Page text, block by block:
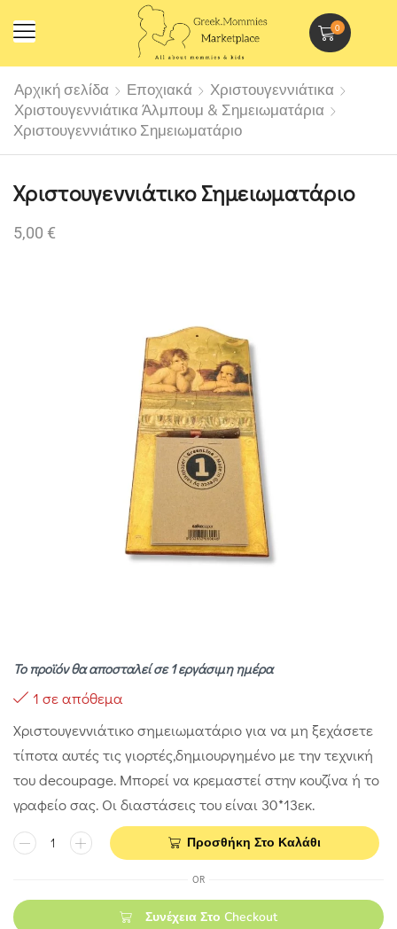
0
Αρχική σελίδα Εποχιακά
Χριστουγεννιάτικα
Χριστουγεννιάτικα Άλμπουμ & Σημειωματάρια
Χριστουγεννιάτικο Σημειωματάριο
Χριστουγεννιάτικο Σημειωματάριο
5,00 €
Το προϊόν θα αποσταλεί σε 1 εργάσιμη ημέρα
1 σε απόθεμα
Χριστουγεννιάτικο σημειωματάριο για να μη ξεχάσετε
τίποτα αυτές τις γιορτές,δημιουργημένο με την τεχνική
του decoupage. Μπορεί να κρεμαστεί στην κουζίνα ή το
γραφείο σας. Οι διαστάσεις του είναι 30*13εκ.
Προσθήκη Στο Καλάθι
OR
Συνέχεια Στο Checkout